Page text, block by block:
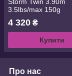
3.5lbs/max 150g
4 320 ₴
Купити
Про нас